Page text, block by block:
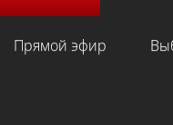
Прямой эфир